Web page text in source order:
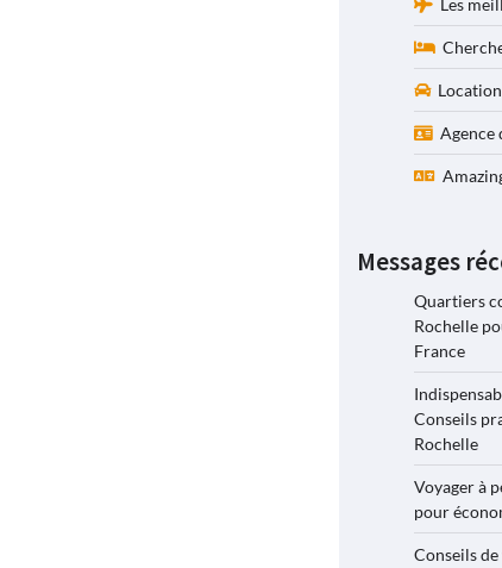
Les
Agence
Messages
Quartiers
Rochelle
France
Conseils
Rochelle
Voyager à
pour
Conseils